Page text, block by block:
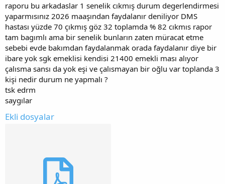
raporu bu arkadaslar 1 senelik cıkmış durum degerlendirmesi
yaparmısınız 2026 maaşından faydalanır deniliyor DMS
hastası yüzde 70 çıkmış göz 32 toplamda % 82 cıkmıs rapor
tam bagımlı ama bir senelik bunların zaten müracat etme
sebebi evde bakımdan faydalanmak orada faydalanır diye bir
ibare yok sgk emeklisi kendisi 21400 emekli ması alıyor
çalısma sansı da yok eşi ve çalısmayan bir oğlu var toplanda 3
kişi nedir durum ne yapmalı ?
tsk edrm
saygılar
Ekli dosyalar